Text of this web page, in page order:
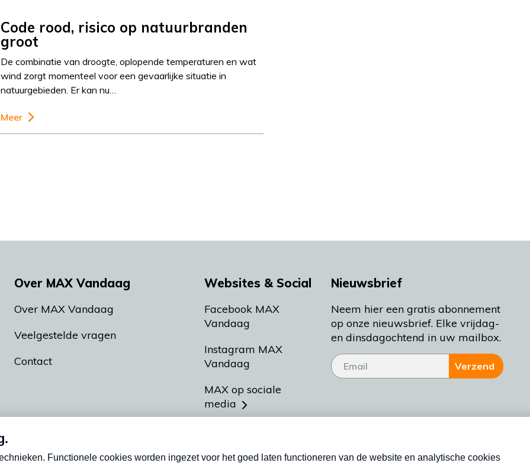
Code rood, risico op natuurbranden
groot
De combinatie van droogte, oplopende temperaturen en wat
wind zorgt momenteel voor een gevaarlijke situatie in
natuurgebieden. Er kan nu…
Meer
Over MAX Vandaag
Over MAX Vandaag
Veelgestelde vragen
Contact
Websites & Social
Facebook MAX
Vandaag
Instagram MAX
Vandaag
MAX op sociale
media
Meldpunt Actueel
Nieuwsbrief
Neem hier een gratis abonnement
op onze nieuwsbrief. Elke vrijdag-
en dinsdagochtend in uw mailbox.
Verzend